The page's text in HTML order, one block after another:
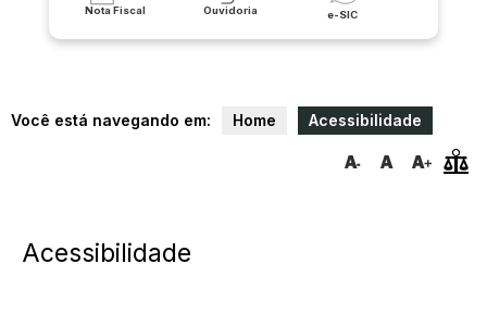
Nota Fiscal Ouvidoria e-SIC
Você está navegando em: Home Acessibilidade
Acessibilidade